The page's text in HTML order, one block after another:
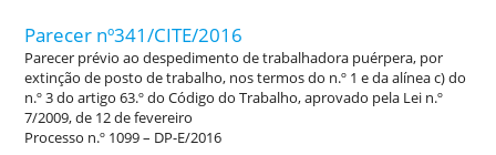
Parecer nº341/CITE/2016
Parecer prévio ao despedimento de trabalhadora puérpera, por
extinção de posto de trabalho, nos termos do n.º 1 e da alínea c) do
n.º 3 do artigo 63.º do Código do Trabalho, aprovado pela Lei n.º
7/2009, de 12 de fevereiro
Processo n.º 1099 – DP-E/2016